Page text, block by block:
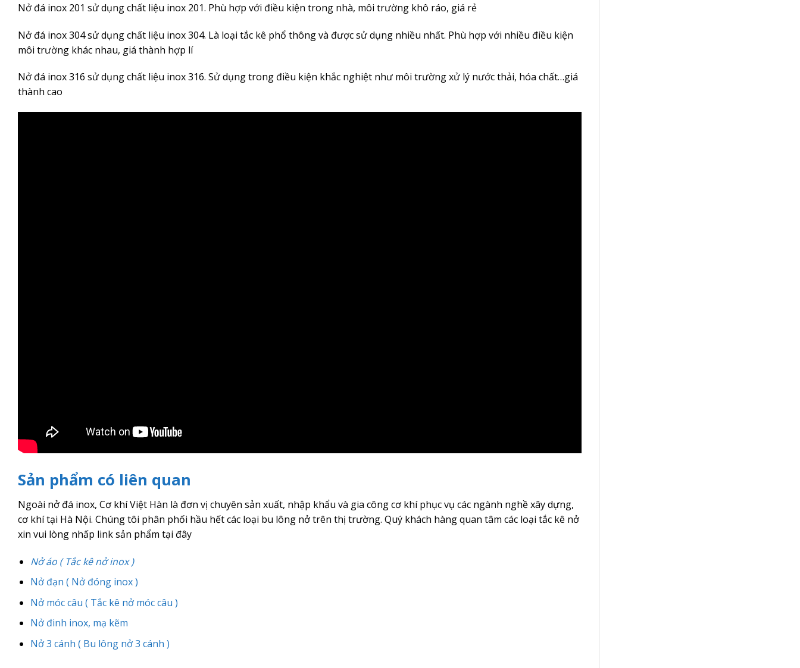
Nở đá inox 201 sử dụng chất liệu inox 201. Phù hợp với điều kiện trong nhà, môi trường khô ráo, giá rẻ
Nở đá inox 304 sử dụng chất liệu inox 304. Là loại tắc kê phổ thông và được sử dụng nhiều nhất. Phù hợp với nhiều điều kiện
môi trường khác nhau, giá thành hợp lí
Nở đá inox 316 sử dụng chất liệu inox 316. Sử dụng trong điều kiện khắc nghiệt như môi trường xử lý nước thải, hóa chất…giá
thành cao
Sản phẩm có liên quan
Ngoài nở đá inox, Cơ khí Việt Hàn là đơn vị chuyên sản xuất, nhập khẩu và gia công cơ khí phục vụ các ngành nghề xây dựng,
cơ khí tại Hà Nội. Chúng tôi phân phối hầu hết các loại bu lông nở trên thị trường. Quý khách hàng quan tâm các loại tắc kê nở
xin vui lòng nhấp link sản phẩm tại đây
Nở áo ( Tắc kê nở inox )
Nở đạn ( Nở đóng inox )
Nở móc câu ( Tắc kê nở móc câu )
Nở đinh inox, mạ kẽm
Nở 3 cánh ( Bu lông nở 3 cánh )